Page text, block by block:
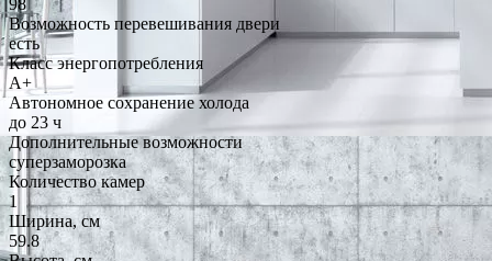
Возможность перевешивания двери
есть
Класс энергопотребления
A+
Автономное сохранение холода
до 23 ч
Дополнительные возможности
суперзаморозка
Количество камер
1
Ширина, см
59.8